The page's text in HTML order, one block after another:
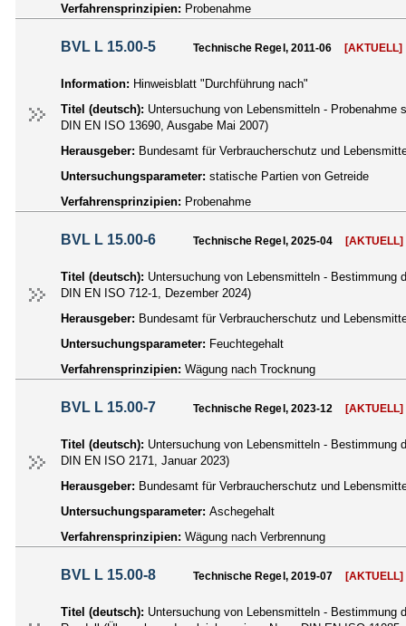
Verfahrensprinzipien: Probenahme
BVL L 15.00-5 Technische Regel, 2011-06 [AKTUELL]
Information: Hinweisblatt "Durchführung nach"
Titel (deutsch): Untersuchung von Lebensmitteln - Probenahme
DIN EN ISO 13690, Ausgabe Mai 2007)
Herausgeber: Bundesamt für Verbraucherschutz und
Untersuchungsparameter: statische Partien von Getreide
Verfahrensprinzipien: Probenahme
BVL L 15.00-6 Technische Regel, 2025-04 [AKTUELL]
Titel (deutsch): Untersuchung von Lebensmitteln - Bestimmung
DIN EN ISO 712-1, Dezember 2024)
Herausgeber: Bundesamt für Verbraucherschutz und
Untersuchungsparameter: Feuchtegehalt
Verfahrensprinzipien: Wägung nach Trocknung
BVL L 15.00-7 Technische Regel, 2023-12 [AKTUELL]
Titel (deutsch): Untersuchung von Lebensmitteln - Bestimmung
DIN EN ISO 2171, Januar 2023)
Herausgeber: Bundesamt für Verbraucherschutz und
Untersuchungsparameter: Aschegehalt
Verfahrensprinzipien: Wägung nach Verbrennung
BVL L 15.00-8 Technische Regel, 2019-07 [AKTUELL]
Titel (deutsch): Untersuchung von Lebensmitteln - Bestimmung